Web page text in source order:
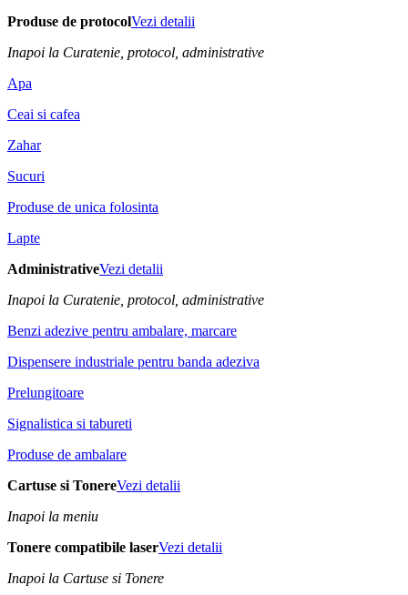
Produse de protocolVezi detalii
Inapoi la Curatenie, protocol, administrative
Apa
Ceai si cafea
Zahar
Sucuri
Produse de unica folosinta
Lapte
AdministrativeVezi detalii
Inapoi la Curatenie, protocol, administrative
Benzi adezive pentru ambalare, marcare
Dispensere industriale pentru banda adeziva
Prelungitoare
Signalistica si tabureti
Produse de ambalare
Cartuse si TonereVezi detalii
Inapoi la meniu
Tonere compatibile laserVezi detalii
Inapoi la Cartuse si Tonere